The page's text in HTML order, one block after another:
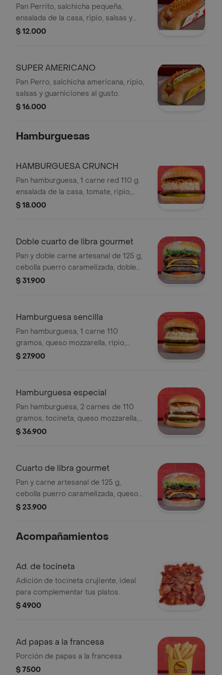
Pan Perrito, salchicha pequeña,
ensalada de la casa, ripio, salsas y
guarniciones al gusto
$ 12.000
SUPER AMERICANO
Pan Perro, salchicha americana, ripio,
salsas y guarniciones al gusto.
$ 16.000
Hamburguesas
HAMBURGUESA CRUNCH
Pan hamburguesa, 1 carne red 110 g.
ensalada de la casa, tomate, ripio,
salsas y guarniciones al gusto.
$ 18.000
Doble cuarto de libra gourmet
Pan y doble carne artesanal de 125 g,
cebolla puerro caramelizada, doble
queso cheddar, tocineta, tomate.
tocineta o tártara.
$ 31.900
Hamburguesa sencilla
Pan hamburguesa, 1 carne 110
gramos, queso mozzarella, ripio,
ensalada de la casa, tomate y
$ 27.900
Hamburguesa especial
Pan hamburguesa, 2 carnes de 110
gramos, tocineta, queso mozzarella,
ripio, ensalada de la casa, tomate y
$ 36.900
Cuarto de libra gourmet
Pan y carne artesanal de 125 g,
cebolla puerro caramelizada, queso
cheddar, tocineta, tomate, lechuga y
$ 23.900
Acompañamientos
Ad. de tocineta
Adición de tocineta crujiente, ideal
para complementar tus platos.
$ 4900
Ad papas a la francesa
Porción de papas a la francesa
$ 7500